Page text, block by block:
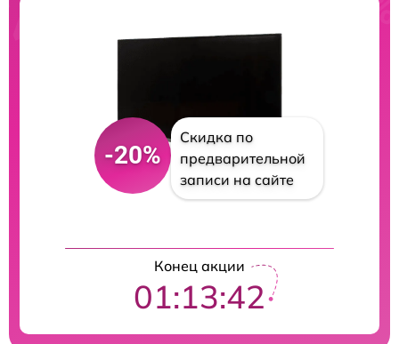
-20%
Скидка по
предварительной
записи на сайте
Конец акции
01:13:42